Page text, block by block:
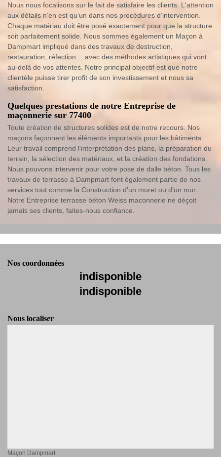
Nous nous focalisons sur le fait de satisfaire les clients. L'attention
aux détails n’en est qu’un dans nos procédures d’intervention.
Chaque matériau doit être posé exactement pour que la structure
soit parfaitement solide. Nous sommes également un Maçon à
Dampmart impliqué dans des travaux de destruction,
restauration, réfection… avec des méthodes artistiques qui vont
au-delà de vos attentes. Notre principal objectif est que notre
clientèle puisse tirer profit de son investissement et nous sa
satisfaction.
Quelques prestations de notre Entreprise de
maçonnerie sur 77400
Toute création de structures solides est de notre recours. Nos
maçons façonnent les éléments importants pour les bâtiments.
Leur travail comprend l'interprétation des plans, la préparation du
terrain, la sélection des matériaux, et la création des fondations.
Nous pouvons intervenir pour votre pose de dalle béton. Tous les
travaux de terrasse à Dampmart font également partie de nos
services tout comme la Construction d'un muret ou d’un mur.
Notre Entreprise terrasse béton Weiss maconnerie ne déçoit
jamais ses clients, faites-nous confiance.
Nos coordonnées
indisponible
indisponible
Nous localiser
Maçon Dampmart